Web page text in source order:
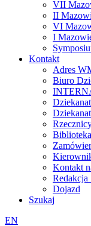
VII
II
VI
I
Kontakt
Adres
Biuro
Kontakt
Dojazd
Szukaj
EN